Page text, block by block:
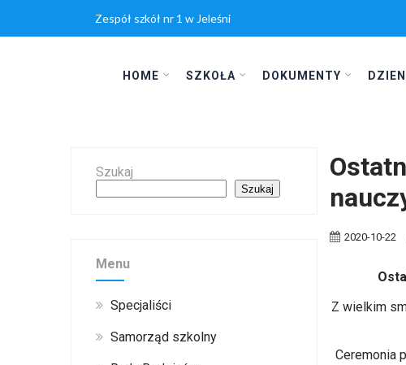
Zespół szkół nr 1 w Jeleśni
HOME SZKOŁA DOKUMENTY
Szukaj
Szukaj
Menu
Specjaliści
Samorząd szkolny
2020-10-22
Z wielkim
Ceremonia